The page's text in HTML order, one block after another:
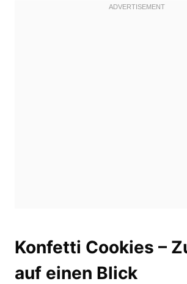
Konfetti Cookies –
auf einen Blick